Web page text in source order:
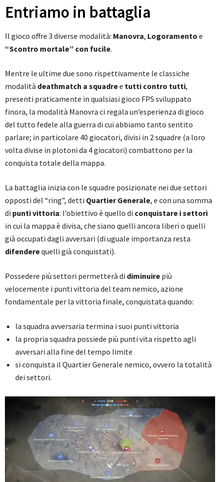
Entriamo in battaglia
Il gioco offre 3 diverse modalità: Manovra, Logoramento e
“Scontro mortale” con fucile.
Mentre le ultime due sono rispettivamente le classiche
modalità deathmatch a squadree tutti contro tutti,
presenti praticamente in qualsiasi gioco FPS sviluppato
finora, la modalità Manovra ci regala un’esperienza di gioco
del tutto fedele alla guerra di cui abbiamo tanto sentito
parlare; in particolare 40 giocatori, divisi in 2 squadre (a loro
volta divise in plotoni da 4 giocatori) combattono per la
conquista totale della mappa.
La battaglia inizia con le squadre posizionate nei due settori
opposti del “ring”, detti Quartier Generale, e con una somma
di punti vittoria: l’obiettivo è quello di conquistare i settori
in cui la mappa è divisa, che siano quelli ancora liberi o quelli
già occupati dagli avversari (di uguale importanza resta
difenderequelli già conquistati).
Possedere più settori permetterà di diminuire più
velocemente i punti vittoria del team nemico, azione
fondamentale per la vittoria finale, conquistata quando:
la squadra avversaria termina i suoi punti vittoria
la propria squadra possiede più punti vita rispetto agli
avversari alla fine del tempo limite
si conquista il Quartier Generale nemico, ovvero la totalità
dei settori.